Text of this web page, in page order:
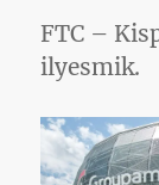
FTC –
ilyesmik.